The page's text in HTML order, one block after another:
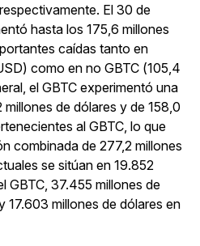
El 30 de
hasta los 175,6 millones
caídas tanto en
como en no GBTC (105,4
el GBTC experimentó una
de dólares y de 158,0
al GBTC, lo que
combinada de 277,2 millones
se sitúan en 19.852
GBTC, 37.455 millones de
17.603 millones de dólares en